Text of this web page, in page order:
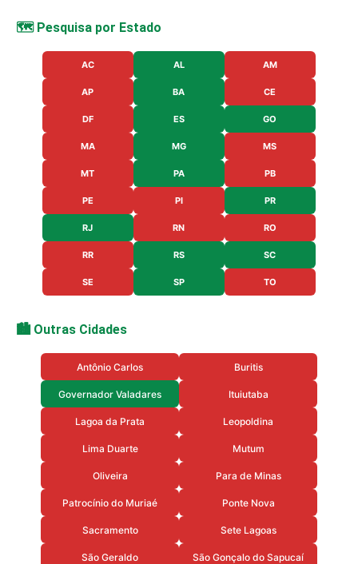
🗺️ Pesquisa por Estado
AC AL AM
AP BA CE
DF ES GO
MA MG MS
MT PA PB
PE PI PR
RJ RN RO
RR RS SC
SE SP TO
🏙️ Outras Cidades
Antônio Carlos Buritis
Governador Valadares Ituiutaba
Lagoa da Prata Leopoldina
Lima Duarte Mutum
Oliveira Para de Minas
Patrocínio do Muriaé Ponte Nova
Sacramento Sete Lagoas
São Geraldo São Gonçalo do Sapucaí